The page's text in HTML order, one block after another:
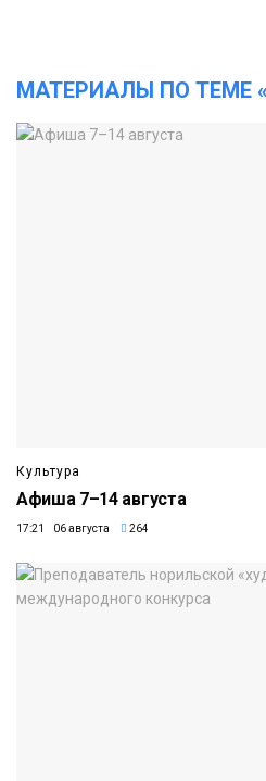
МАТЕРИАЛЫ ПО ТЕМЕ
Культура
Афиша 7–14 августа
17:21 06 августа 264